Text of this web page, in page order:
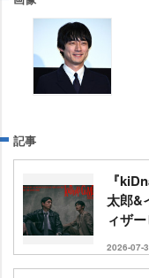
記事
『
太郎&
ィザ
2026-07-